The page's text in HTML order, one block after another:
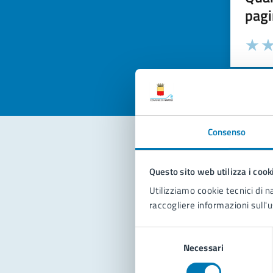
Consenso
Questo sito web utilizza i
Utilizziamo cookie tecnici di
raccogliere informazioni
Necessari
Valuta